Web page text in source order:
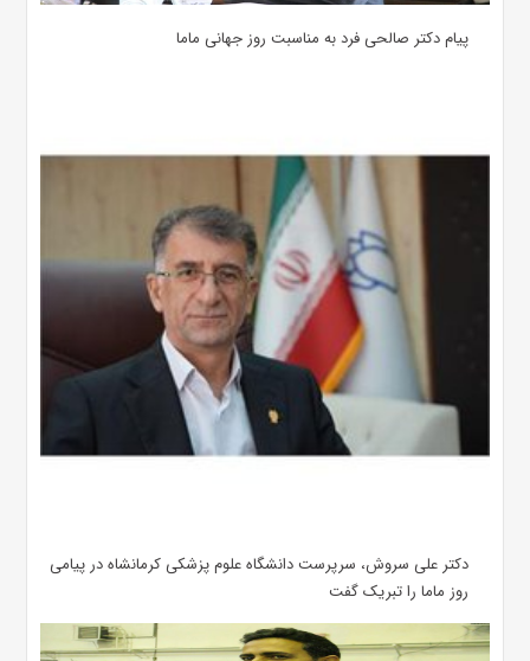
پیام دکتر صالحی فرد به مناسبت روز جهانی ماما
دکتر علی سروش، سرپرست دانشگاه علوم پزشکی کرمانشاه در پیامی
روز ماما را تبریک گفت